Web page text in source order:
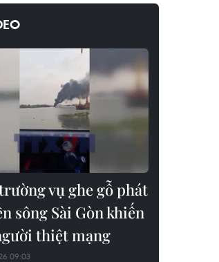
vụ ghe gỗ phát
sông Sài Gòn khiến
thiệt mạng
09:03